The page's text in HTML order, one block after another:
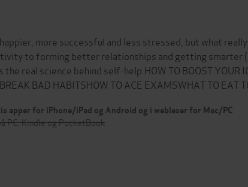
more successful and less stressed, but what
to forming better relationships and getting smarter
real science behind self-help.HOW TO BOOST YOUR
BAD HABITSHOW TO ACE EXAMSWHAT TO EAT
apper for iPhone/iPad og Android og i webleser for Mac/PC
PC, Kindle og PocketBook